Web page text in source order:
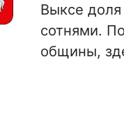
Выксе доля
сотнями.
общины,